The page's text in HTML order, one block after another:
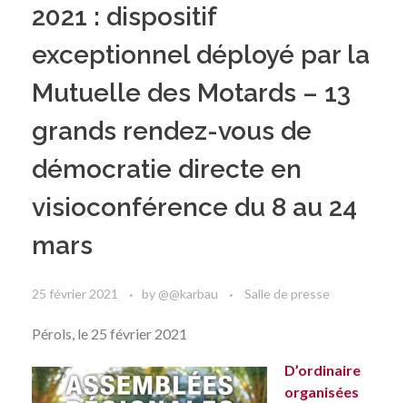
2021 : dispositif
exceptionnel déployé par la
Mutuelle des Motards – 13
grands rendez-vous de
démocratie directe en
visioconférence du 8 au 24
mars
25 février 2021 by @@karbau Salle de presse
Pérols, le 25 février 2021
D’ordinaire
organisées